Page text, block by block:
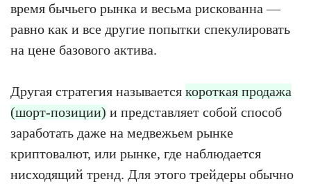
время бычьего рынка и весьма рискованна —
равно как и все другие попытки спекулировать
на цене базового актива.
Другая стратегия называется короткая продажа
(шорт-позиции) и представляет собой способ
заработать даже на медвежьем рынке
криптовалют, или рынке, где наблюдается
нисходящий тренд. Для этого трейдеры обычно